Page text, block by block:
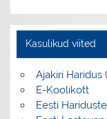
Kasulikud viited
Ajakiri Haridus
E-Koolikott
Eesti